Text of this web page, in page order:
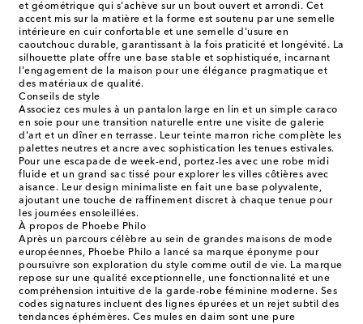
et géométrique qui s'achève sur un bout ouvert et arrondi. Cet
accent mis sur la matière et la forme est soutenu par une semelle
intérieure en cuir confortable et une semelle d'usure en
caoutchouc durable, garantissant à la fois praticité et longévité. La
silhouette plate offre une base stable et sophistiquée, incarnant
l'engagement de la maison pour une élégance pragmatique et
des matériaux de qualité.
Conseils de style
Associez ces mules à un pantalon large en lin et un simple caraco
en soie pour une transition naturelle entre une visite de galerie
d'art et un dîner en terrasse. Leur teinte marron riche complète les
palettes neutres et ancre avec sophistication les tenues estivales.
Pour une escapade de week-end, portez-les avec une robe midi
fluide et un grand sac tissé pour explorer les villes côtières avec
aisance. Leur design minimaliste en fait une base polyvalente,
ajoutant une touche de raffinement discret à chaque tenue pour
les journées ensoleillées.
À propos de Phoebe Philo
Après un parcours célèbre au sein de grandes maisons de mode
européennes, Phoebe Philo a lancé sa marque éponyme pour
poursuivre son exploration du style comme outil de vie. La marque
repose sur une qualité exceptionnelle, une fonctionnalité et une
compréhension intuitive de la garde-robe féminine moderne. Ses
codes signatures incluent des lignes épurées et un rejet subtil des
tendances éphémères. Ces mules en daim sont une pure